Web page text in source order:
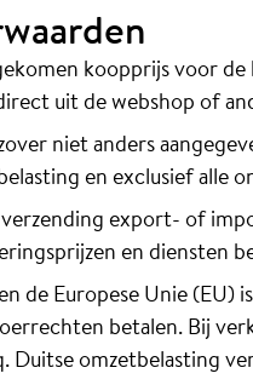
koopprijs voor
uit de webshop of
niet anders
en exclusief alle
export- of
en diensten
de Europese Unie (EU)
betalen. Bij
Duitse omzetbelasting